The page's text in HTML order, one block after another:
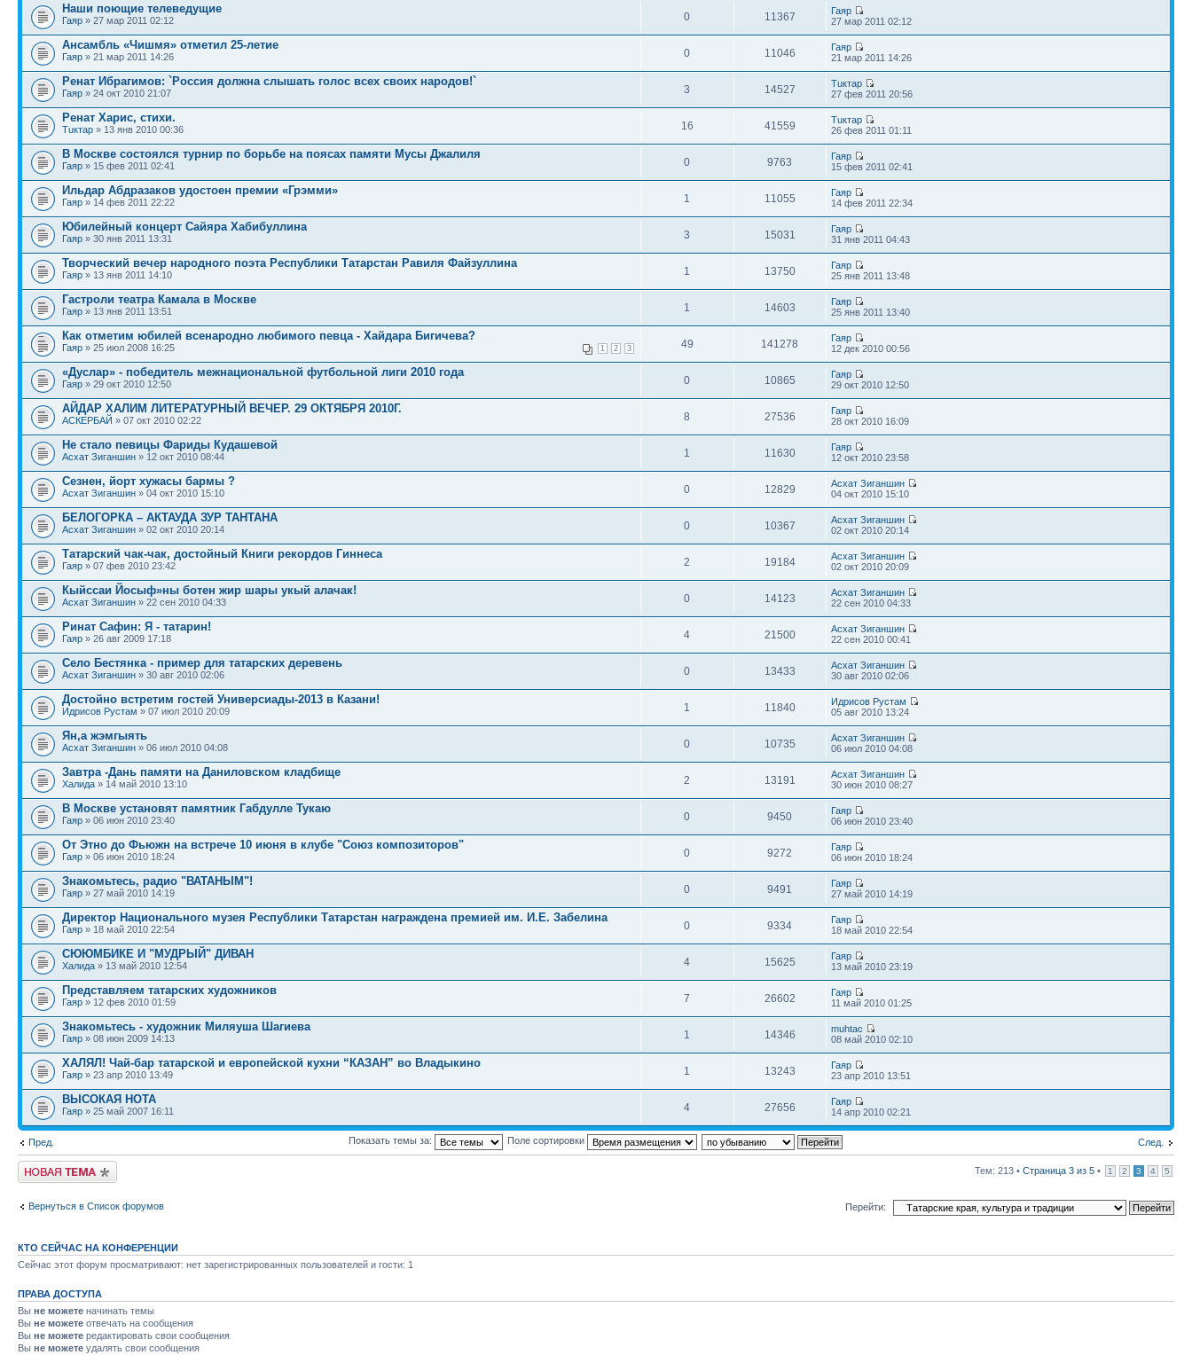
Наши поющие телеведущие
Гаяр » 27 мар 2011 02:12 0 11367
Гаяр
27 мар 2011 02:12
Ансамбль «Чишмя» отметил 25-летие
Гаяр » 21 мар 2011 14:26 0 11046
Гаяр
21 мар 2011 14:26
Ренат Ибрагимов: `Россия должна слышать голос всех своих народов!`
Гаяр » 24 окт 2010 21:07 3 14527
Тuктар
27 фев 2011 20:56
Ренат Харис, стихи.
Тuктар » 13 янв 2010 00:36 16 41559
Тuктар
26 фев 2011 01:11
В Москве состоялся турнир по борьбе на поясах памяти Мусы Джалиля
Гаяр » 15 фев 2011 02:41 0 9763
Гаяр
15 фев 2011 02:41
Ильдар Абдразаков удостоен премии «Грэмми»
Гаяр » 14 фев 2011 22:22 1 11055
Гаяр
14 фев 2011 22:34
Юбилейный концерт Сайяра Хабибуллина
Гаяр » 30 янв 2011 13:31 3 15031
Гаяр
31 янв 2011 04:43
Творческий вечер народного поэта Республики Татарстан Равиля Файзуллина
Гаяр » 13 янв 2011 14:10 1 13750
Гаяр
25 янв 2011 13:48
Гастроли театра Камала в Москве
Гаяр » 13 янв 2011 13:51 1 14603
Гаяр
25 янв 2011 13:40
Как отметим юбилей всенародно любимого певца - Хайдара Бигичева?
1 2 3
Гаяр » 25 июл 2008 16:25 49 141278
Гаяр
12 дек 2010 00:56
«Дуслар» - победитель межнациональной футбольной лиги 2010 года
Гаяр » 29 окт 2010 12:50 0 10865
Гаяр
29 окт 2010 12:50
АЙДАР ХАЛИМ ЛИТЕРАТУРНЫЙ ВЕЧЕР. 29 ОКТЯБРЯ 2010Г.
АСКЕРБАЙ » 07 окт 2010 02:22 8 27536
Гаяр
28 окт 2010 16:09
Не стало певицы Фариды Кудашевой
Асхат Зиганшин » 12 окт 2010 08:44 1 11630
Гаяр
12 окт 2010 23:58
Сезнен, йорт хужасы бармы ?
Асхат Зиганшин » 04 окт 2010 15:10 0 12829
Асхат Зиганшин
04 окт 2010 15:10
БЕЛОГОРКА – АКТАУДА ЗУР ТАНТАНА
Асхат Зиганшин » 02 окт 2010 20:14 0 10367
Асхат Зиганшин
02 окт 2010 20:14
Татарский чак-чак, достойный Книги рекордов Гиннеса
Гаяр » 07 фев 2010 23:42 2 19184
Асхат Зиганшин
02 окт 2010 20:09
Кыйссаи Йосыф»ны ботен жир шары укый алачак!
Асхат Зиганшин » 22 сен 2010 04:33 0 14123
Асхат Зиганшин
22 сен 2010 04:33
Ринат Сафин: Я - татарин!
Гаяр » 26 авг 2009 17:18 4 21500
Асхат Зиганшин
22 сен 2010 00:41
Село Бестянка - пример для татарских деревень
Асхат Зиганшин » 30 авг 2010 02:06 0 13433
Асхат Зиганшин
30 авг 2010 02:06
Достойно встретим гостей Универсиады-2013 в Казани!
Идрисов Рустам » 07 июл 2010 20:09 1 11840
Идрисов Рустам
05 авг 2010 13:24
Ян,а жэмгыять
Асхат Зиганшин » 06 июл 2010 04:08 0 10735
Асхат Зиганшин
06 июл 2010 04:08
Завтра -Дань памяти на Даниловском кладбище
Халида » 14 май 2010 13:10 2 13191
Асхат Зиганшин
30 июн 2010 08:27
В Москве установят памятник Габдулле Тукаю
Гаяр » 06 июн 2010 23:40 0 9450
Гаяр
06 июн 2010 23:40
От Этно до Фьюжн на встрече 10 июня в клубе "Союз композиторов"
Гаяр » 06 июн 2010 18:24 0 9272
Гаяр
06 июн 2010 18:24
Знакомьтесь, радио "ВАТАНЫМ"!
Гаяр » 27 май 2010 14:19 0 9491
Гаяр
27 май 2010 14:19
Директор Национального музея Республики Татарстан награждена премией им. И.Е. Забелина
Гаяр » 18 май 2010 22:54 0 9334
Гаяр
18 май 2010 22:54
СЮЮМБИКЕ И "МУДРЫЙ" ДИВАН
Халида » 13 май 2010 12:54 4 15625
Гаяр
13 май 2010 23:19
Представляем татарских художников
Гаяр » 12 фев 2010 01:59 7 26602
Гаяр
11 май 2010 01:25
Знакомьтесь - художник Миляуша Шагиева
Гаяр » 08 июн 2009 14:13 1 14346
muhtac
08 май 2010 02:10
ХАЛЯЛ! Чай-бар татарской и европейской кухни “КАЗАН” во Владыкино
Гаяр » 23 апр 2010 13:49 1 13243
Гаяр
23 апр 2010 13:51
ВЫСОКАЯ НОТА
Гаяр » 25 май 2007 16:11 4 27656
Гаяр
14 апр 2010 02:21
Пред. След.
Показать темы за: Поле сортировки
Новая тема Тем: 213 • Страница 3 из 5 • 1 2 3 4 5
Вернуться в Список форумов Перейти:
КТО СЕЙЧАС НА КОНФЕРЕНЦИИ
Сейчас этот форум просматривают: нет зарегистрированных пользователей и гости: 1
ПРАВА ДОСТУПА
Вы не можете начинать темы
Вы не можете отвечать на сообщения
Вы не можете редактировать свои сообщения
Вы не можете удалять свои сообщения